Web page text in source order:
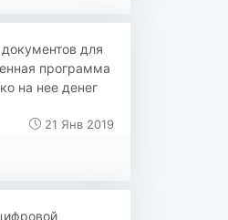
для
программа
на нее денег
21 Янв 2019